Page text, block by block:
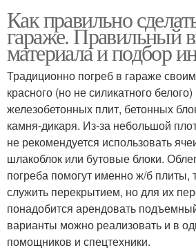
Как правильно
гараже. Правильный
материала и подбор
Традиционно погреб в гараже
красного (но не силикатного
железобетонных плит, бетонных
камня-дикаря. Из-за небольшой
не рекомендуется использовать
шлакоблок или бутовые блоки.
погреба помогут именно ж/б плиты,
служить перекрытием, но для их
понадобится арендовать
варианты можно реализовать и в
помощников и спецтехники.